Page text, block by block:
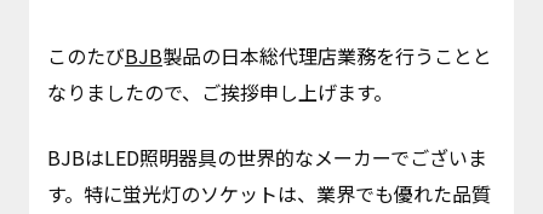
このたびBJB製品の日本総代理店業務を行うことと
なりましたので、ご挨拶申し上げます。
BJBはLED照明器具の世界的なメーカーでございま
す。特に蛍光灯のソケットは、業界でも優れた品質